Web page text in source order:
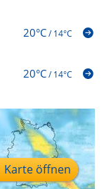
20°C/14°C
20°C/14°C
Karte öffnen